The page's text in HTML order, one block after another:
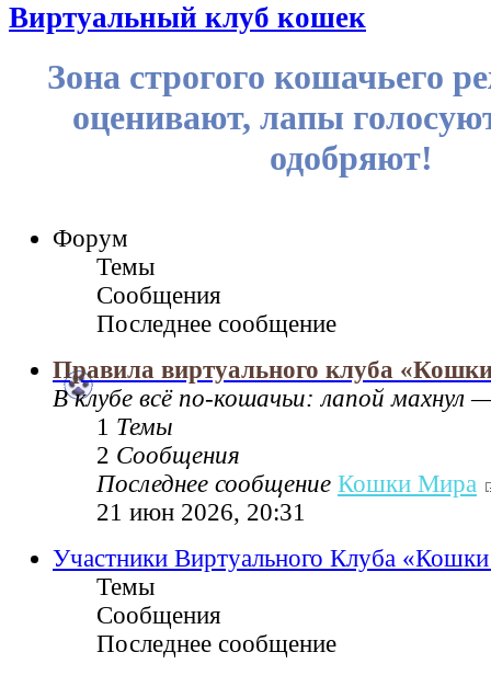
Виртуальный клуб кошек
Зона строгого кошачьего
оценивают, лапы
одобряют!
Форум
Темы
Сообщения
Последнее сообщение
Правила виртуального клуба
В клубе всё по‑кошачьи: лапой махнул
1 Темы
2 Сообщения
Последнее сообщение Кошки Мира
21 июн 2026, 20:31
Участники Виртуального Клуба
Темы
Сообщения
Последнее сообщение